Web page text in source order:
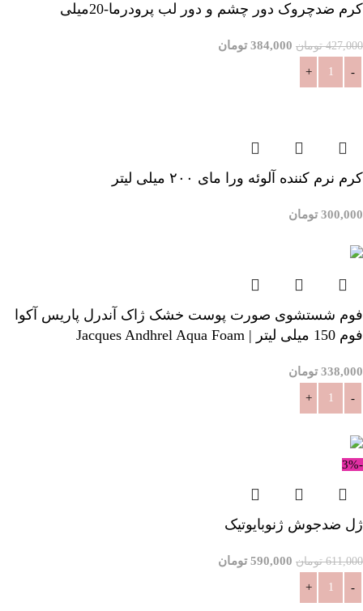
کرم ضدچروک دور چشم و دور لب پرودرما-20میلی
427,000 تومان 384,000 تومان
کرم نرم کننده آلوئه ورا مای ۲۰۰ میلی لیتر
300,000 تومان
فوم شستشوی صورت پوست خشک ژاک آندرل پاریس آکوا
فوم 150 میلی لیتر | Jacques Andhrel Aqua Foam
338,000 تومان
-3%
ژل ضدجوش ژنوبایوتیک
611,000 تومان 590,000 تومان